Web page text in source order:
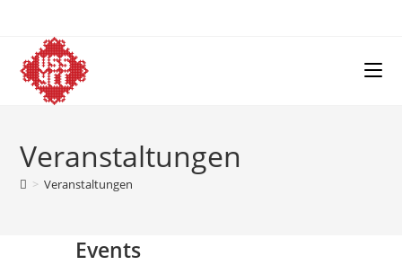
content
Veranstaltungen
> Veranstaltungen
Events